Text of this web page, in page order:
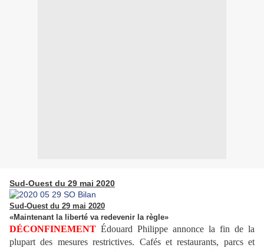
Sud-Ouest du 29 mai 2020
Sud-Ouest du 29 mai 2020
«Maintenant la liberté va redevenir la règle»
DÉCONFINEMENT Édouard Philippe annonce la fin de la
plupart des mesures restrictives. Cafés et restaurants, parcs et